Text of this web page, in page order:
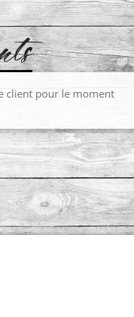
client pour le moment